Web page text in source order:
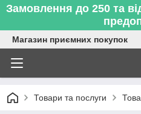
Замовлення до 250 та
Магазин приємних покупок
Товари та послуги